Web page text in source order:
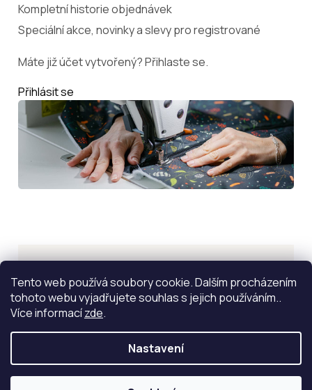
Tento web používá soubory cookie. Dalším procházením
tohoto webu vyjadřujete souhlas s jejich používáním..
Více informacízde.
Nastavení
Kompletní historie objednávek
Speciální akce, novinky a slevy pro registrované
Máte již účet vytvořený? Přihlaste se.
Přihlásit se
Inspirace
ZOBRAZIT VÍCE